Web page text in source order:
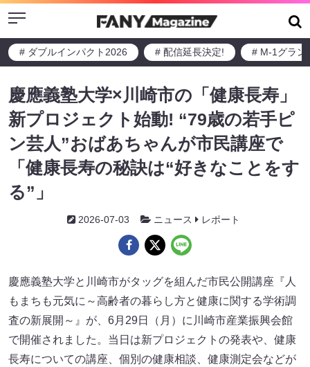
Menu
# ダブルインパクト2026 # 配信延長決定! # M-1グラン
慶應義塾大学×川崎市の「健康長寿」
新プロジェクト始動! “79歳の若手ピ
ン芸人”おばあちゃんが市民講座で
「健康長寿の秘訣は“好きなことをす
る”」
2026-07-03 ニュース レポート
慶應義塾大学と川崎市がタッグを組んだ市民公開講座『人
もまちも元気に～高齢者の暮らし方と健康に関する学術調
査の新展開～』が、6月29日（月）に川崎市産業振興会館
で開催されました。当日は新プロジェクトの発表や、健康
長寿についての講座、個別の健康相談、健康測定会などが